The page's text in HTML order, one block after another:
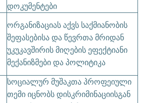
დოკუმენტები
ორგანიზაციას აქვს საქმიანობის
შეფასებისა და წევრთა მრიდან
უკუკავშირის მიღების ეფექტიანი
მექანიზმები და პოლიტიკა
სოციალურ მუშაკთა პროფეიული
თემი იცნობს დისკრიმინაციისგან